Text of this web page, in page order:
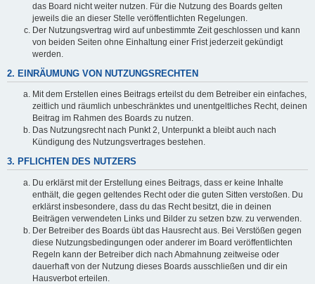
das Board nicht weiter nutzen. Für die Nutzung des Boards gelten
jeweils die an dieser Stelle veröffentlichten Regelungen.
Der Nutzungsvertrag wird auf unbestimmte Zeit geschlossen und kann
von beiden Seiten ohne Einhaltung einer Frist jederzeit gekündigt
werden.
2. EINRÄUMUNG VON NUTZUNGSRECHTEN
Mit dem Erstellen eines Beitrags erteilst du dem Betreiber ein einfaches,
zeitlich und räumlich unbeschränktes und unentgeltliches Recht, deinen
Beitrag im Rahmen des Boards zu nutzen.
Das Nutzungsrecht nach Punkt 2, Unterpunkt a bleibt auch nach
Kündigung des Nutzungsvertrages bestehen.
3. PFLICHTEN DES NUTZERS
Du erklärst mit der Erstellung eines Beitrags, dass er keine Inhalte
enthält, die gegen geltendes Recht oder die guten Sitten verstoßen. Du
erklärst insbesondere, dass du das Recht besitzt, die in deinen
Beiträgen verwendeten Links und Bilder zu setzen bzw. zu verwenden.
Der Betreiber des Boards übt das Hausrecht aus. Bei Verstößen gegen
diese Nutzungsbedingungen oder anderer im Board veröffentlichten
Regeln kann der Betreiber dich nach Abmahnung zeitweise oder
dauerhaft von der Nutzung dieses Boards ausschließen und dir ein
Hausverbot erteilen.